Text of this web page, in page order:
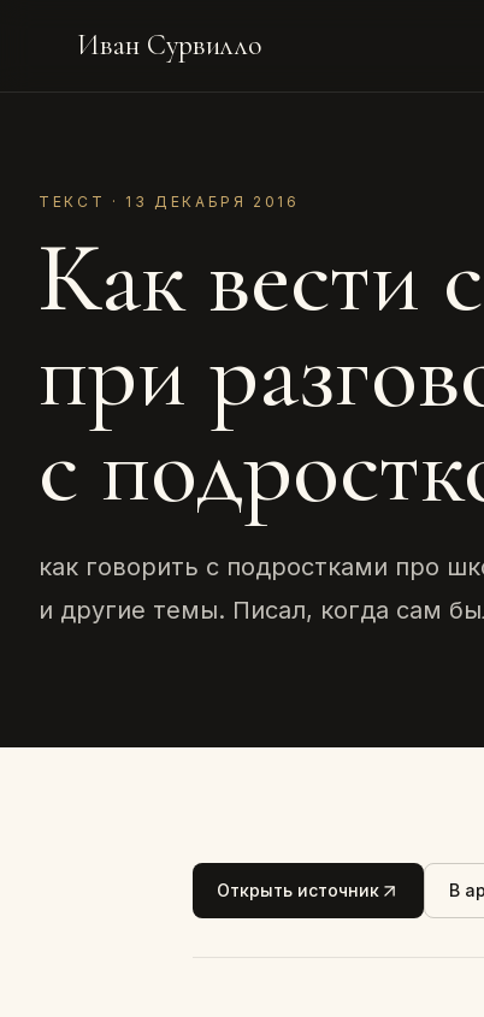
Иван Сурвилло
ТЕКСТ · 13 ДЕКАБРЯ 2016
Как вести
при
с
как говорить с подростками про
и другие темы. Писал, когда сам
Открыть источник В